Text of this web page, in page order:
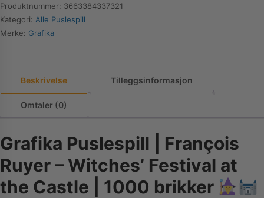
antall
Produktnummer: 3663384337321
Kategori: Alle Puslespill
Merke: Grafika
Beskrivelse Tilleggsinformasjon
Omtaler (0)
Grafika Puslespill | François
Ruyer – Witches’ Festival at
the Castle | 1000 brikker